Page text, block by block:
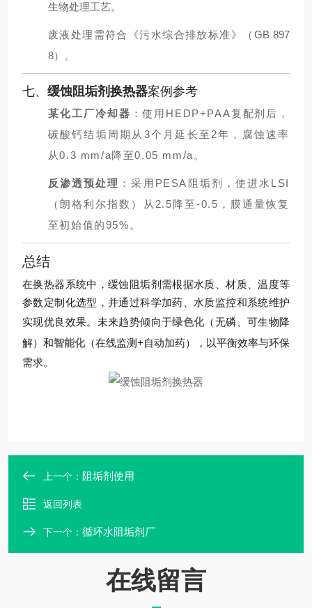
生物处理工艺。
废液处理需符合《污水综合排放标准》（GB 897
8）。
七、 缓蚀阻垢剂换热器案例参考
某化工厂冷却器 ：使用HEDP+PAA复配剂后，
碳酸钙结垢周期从3个月延长至2年，腐蚀速率
从0.3 mm/a降至0.05 mm/a。
反渗透预处理 ：采用PESA阻垢剂，使进水LSI
（朗格利尔指数）从2.5降至-0.5，膜通量恢复
至初始值的95%。
总结
在换热器系统中，缓蚀阻垢剂需根据水质、材质、温度等
参数定制化选型，并通过科学加药、水质监控和系统维护
实现优良效果。未来趋势倾向于绿色化（无磷、可生物降
解）和智能化（在线监测+自动加药），以平衡效率与环保
需求。
上一个： 阻垢剂使用
返回列表
下一个： 循环水阻垢剂厂
在线留言